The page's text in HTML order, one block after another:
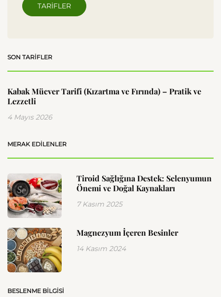
TARIFLER
SON TARIFLER
Kabak Mücver Tarifi (Kızartma ve Fırında) – Pratik ve
Lezzetli
4 Mayıs 2026
MERAK EDILENLER
Tiroid Sağlığına Destek: Selenyumun
Önemi ve Doğal Kaynakları
7 Kasım 2025
Magnezyum İçeren Besinler
14 Kasım 2024
BESLENME BILGISI